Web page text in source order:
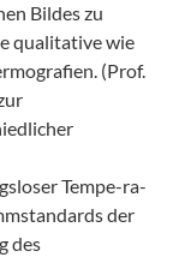
Bildes zu
qualitative wie
(Prof.
Tempe-ra-
der
des